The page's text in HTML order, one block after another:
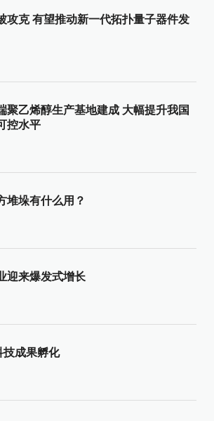
攻克 有望推动新一代拓扑量子器件发
聚乙烯醇生产基地建成 大幅提升我国
控水平
堆垛有什么用？
迎来爆发式增长
技成果孵化